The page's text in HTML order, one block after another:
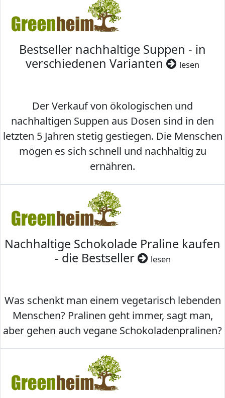
Bestseller nachhaltige Suppen - in
verschiedenen Varianten
lesen
Der Verkauf von ökologischen und
nachhaltigen Suppen aus Dosen sind in den
letzten 5 Jahren stetig gestiegen. Die Menschen
mögen es sich schnell und nachhaltig zu
ernähren.
Nachhaltige Schokolade Praline kaufen
- die Bestseller
lesen
Was schenkt man einem vegetarisch lebenden
Menschen? Pralinen geht immer, sagt man,
aber gehen auch vegane Schokoladenpralinen?